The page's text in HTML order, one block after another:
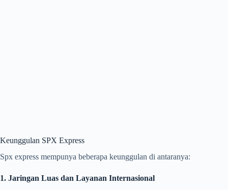
Keunggulan SPX Express
Spx express mempunya beberapa keunggulan di antaranya:
1. Jaringan Luas dan Layanan Internasional